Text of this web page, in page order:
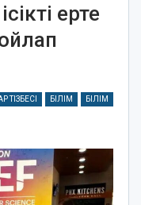
ерте
ТІЗБЕСІ БІЛІМ БІЛІМ